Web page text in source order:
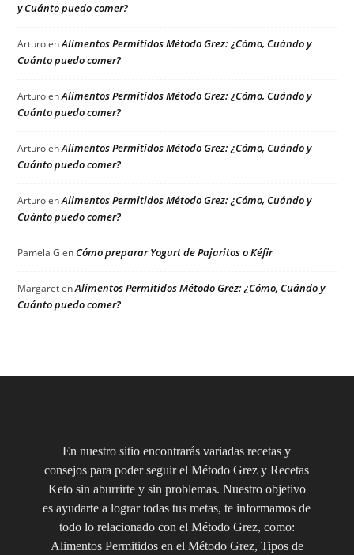
y Cuánto puedo comer?
ArturoenAlimentos Permitidos Método Grez: ¿Cómo, Cuándo y
Cuánto puedo comer?
ArturoenAlimentos Permitidos Método Grez: ¿Cómo, Cuándo y
Cuánto puedo comer?
ArturoenAlimentos Permitidos Método Grez: ¿Cómo, Cuándo y
Cuánto puedo comer?
ArturoenAlimentos Permitidos Método Grez: ¿Cómo, Cuándo y
Cuánto puedo comer?
Pamela G enCómo preparar Yogurt de Pajaritos o Kéfir
MargaretenAlimentos Permitidos Método Grez: ¿Cómo, Cuándo y
Cuánto puedo comer?
En nuestro sitio encontrarás variadas recetas y
consejos para poder seguir el Método Grez y Recetas
Keto sin aburrirte y sin problemas. Nuestro objetivo
es ayudarte a lograr todas tus metas, te informamos de
todo lo relacionado con el Método Grez, como:
Alimentos Permitidos en el Método Grez, Tipos de